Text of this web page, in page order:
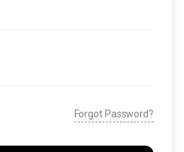
Forgot Password?